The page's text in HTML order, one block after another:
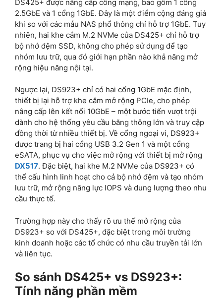
DS425+ được nâng cấp cổng mạng, bao gồm 1 cổng
2.5GbE và 1 cổng 1GbE. Đây là một điểm cộng đáng giá
khi so với các mẫu NAS phổ thông chỉ hỗ trợ 1GbE. Tuy
nhiên, hai khe cắm M.2 NVMe của DS425+ chỉ hỗ trợ
bộ nhớ đệm SSD, không cho phép sử dụng để tạo
nhóm lưu trữ, qua đó giới hạn phần nào khả năng mở
rộng hiệu năng nội tại.
Ngược lại, DS923+ chỉ có hai cổng 1GbE mặc định,
thiết bị lại hỗ trợ khe cắm mở rộng PCIe, cho phép
nâng cấp lên kết nối 10GbE – một bước tiến vượt trội
dành cho hệ thống yêu cầu băng thông lớn và truy cập
đồng thời từ nhiều thiết bị. Về cổng ngoại vi, DS923+
được trang bị hai cổng USB 3.2 Gen 1 và một cổng
eSATA, phục vụ cho việc mở rộng với thiết bị mở rộng
DX517. Đặc biệt, hai khe M.2 NVMe của DS923+ có
thể cấu hình linh hoạt cho cả bộ nhớ đệm và tạo nhóm
lưu trữ, mở rộng năng lực IOPS và dung lượng theo nhu
cầu thực tế.
Trường hợp này cho thấy rõ ưu thế mở rộng của
DS923+ so với DS425+, đặc biệt trong môi trường
kinh doanh hoặc các tổ chức có nhu cầu truyền tải lớn
và liên tục.
So sánh DS425+ vs DS923+:
Tính năng phần mềm